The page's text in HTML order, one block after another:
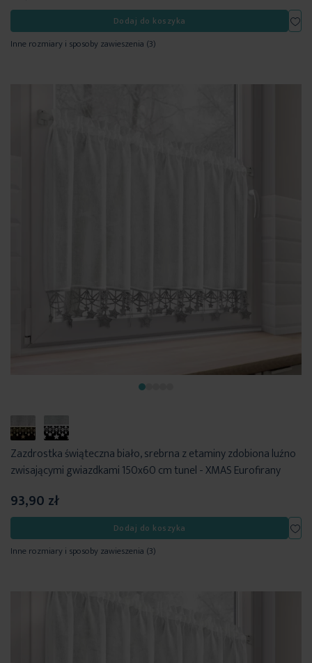
Dodaj do koszyka
Inne rozmiary i sposoby zawieszenia (3)
Zazdrostka świąteczna biało, srebrna z etaminy zdobiona luźno
zwisającymi gwiazdkami 150x60 cm tunel - XMAS Eurofirany
93,90 zł
Dodaj do koszyka
Inne rozmiary i sposoby zawieszenia (3)